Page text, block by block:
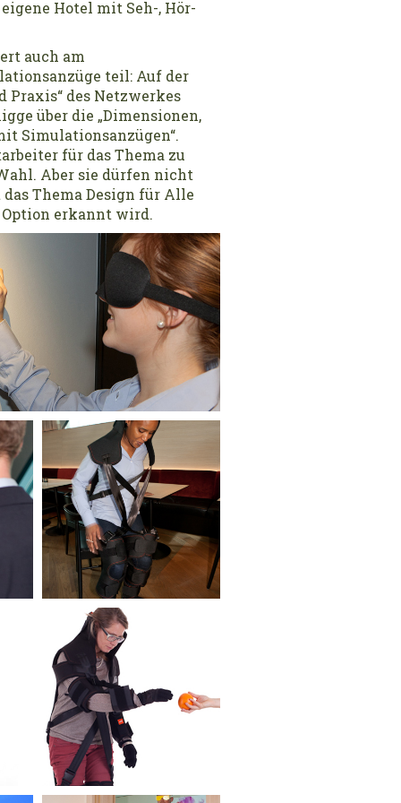
Hotel mit Seh-, Hör-
auch am
teil: Auf der
des Netzwerkes
über die „Dimensionen,
Simulationsanzügen“.
für das Thema zu
Aber sie dürfen nicht
Thema Design für Alle
erkannt wird.